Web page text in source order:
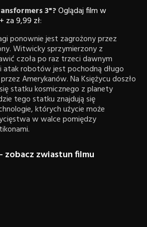
3"?Oglądaj film w
za 9,99 zł:
ponownie jest zagrożony przez
Witwicky sprzymierzony z
czoła po raz trzeci dawnym
atak robotów jest pochodną długo
Amerykanów. Na Księżycu doszło
statku kosmicznego z planety
tego statku znajdują się
których użycie może
w walce pomiędzy
zobacz zwiastun filmu